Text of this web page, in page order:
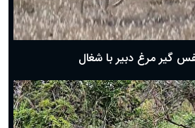
رفت؟
گیر مرغ دبیر با شغال